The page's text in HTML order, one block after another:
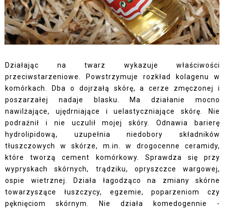
Działając na twarz wykazuje właściwości
przeciwstarzeniowe. Powstrzymuje rozkład kolagenu w
komórkach. Dba o dojrzałą skórę, a cerze zmęczonej i
poszarzałej nadaje blasku. Ma działanie mocno
nawilżające, ujędrniające i uelastyczniające skórę. Nie
podrażnił i nie uczulił mojej skóry. Odnawia barierę
hydrolipidową, uzupełnia niedobory składników
tłuszczowych w skórze, m.in. w drogocenne ceramidy,
które tworzą cement komórkowy. Sprawdza się przy
wypryskach skórnych, trądziku, opryszczce wargowej,
ospie wietrznej. Działa łagodząco na zmiany skórne
towarzyszące łuszczycy, egzemie, poparzeniom czy
pęknięciom skórnym. Nie działa komedogennie -